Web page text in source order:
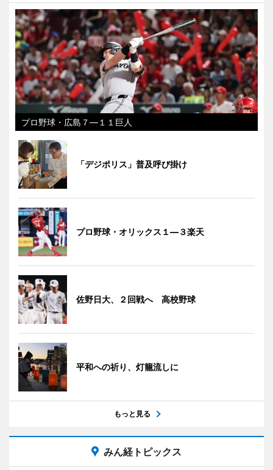
プロ野球・広島７―１１巨人
「デジポリス」普及呼び掛け
プロ野球・オリックス１―３楽天
佐野日大、２回戦へ 高校野球
平和への祈り、灯籠流しに
もっと見る
みん経トピックス